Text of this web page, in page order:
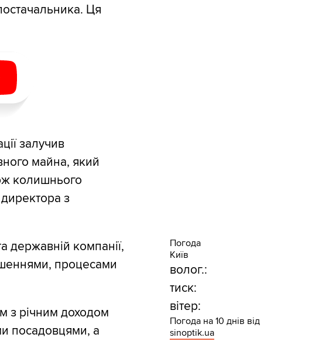
Ця
залучив
майна, який
колишнього
з
державній компанії,
процесами
з річним доходом
посадовцями, а
Погода
Київ
волог.:
тиск:
вітер:
Погода на 10 днів від
sinoptik.ua